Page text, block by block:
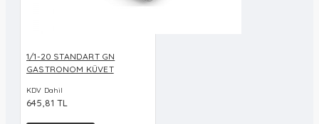
1/1-20 STANDART GN
GASTRONOM KÜVET
KDV Dahil
645,81 TL